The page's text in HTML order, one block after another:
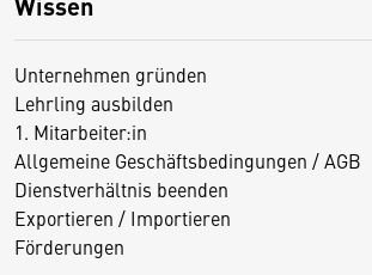
Unternehmen gründen
Lehrling ausbilden
1. Mitarbeiter:in
Allgemeine Geschäftsbedingungen / AGB
Dienstverhältnis beenden
Exportieren / Importieren
Förderungen